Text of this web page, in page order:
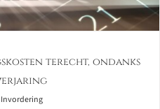
terecht, ondanks
Invordering